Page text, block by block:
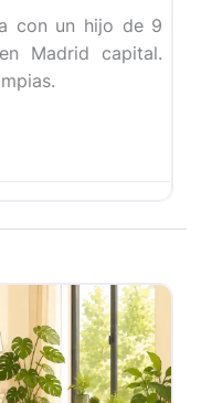
con un hijo de 9
Madrid capital.